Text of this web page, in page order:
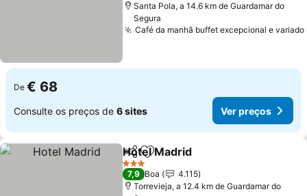
Santa Pola, a 14.6 km de Guardamar do
Segura
Café da manhã buffet excepcional e variado
De € 68
Consulte os preços de 6 sites Ver preços
PartilharAdicionar aos favoritos
Hotel Madrid
3 Estrelas
7,9 Boa
4.115
Torrevieja, a 12.4 km de Guardamar do